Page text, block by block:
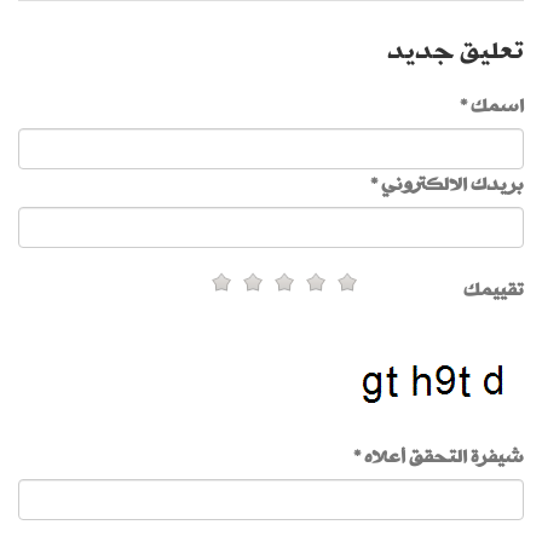
تعليق جديد
اسمك *
بريدك الالكتروني *
تقييمك
شيفرة التحقق أعلاه *